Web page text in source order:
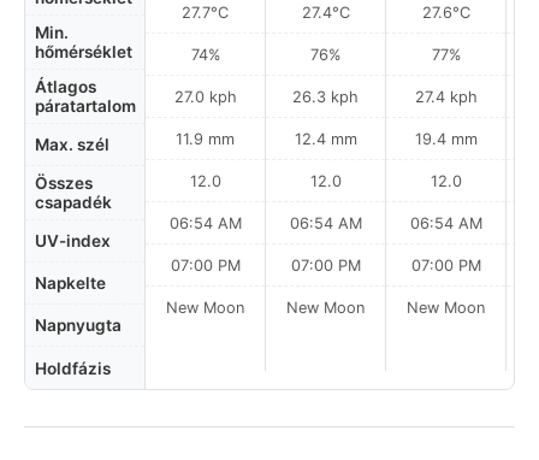
Min.
hőmérséklet
Átlagos
páratartalom
Max. szél
Összes
csapadék
UV-index
Napkelte
Napnyugta
Holdfázis
27.7°C
74%
27.0 kph
11.9 mm
12.0
06:54 AM
07:00 PM
New Moon
27.4°C
76%
26.3 kph
12.4 mm
12.0
06:54 AM
07:00 PM
New Moon
27.6°C
77%
27.4 kph
19.4 mm
12.0
06:54 AM
07:00 PM
New Moon